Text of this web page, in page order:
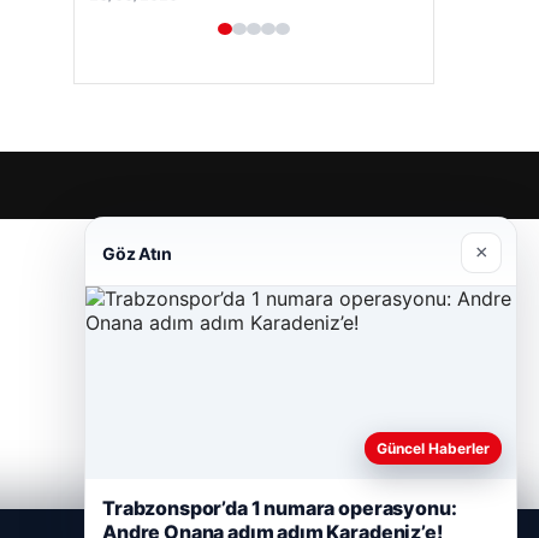
Göz Atın ×
Güncel Haberler
Trabzonspor’da 1 numara operasyonu:
Andre Onana adım adım Karadeniz’e!